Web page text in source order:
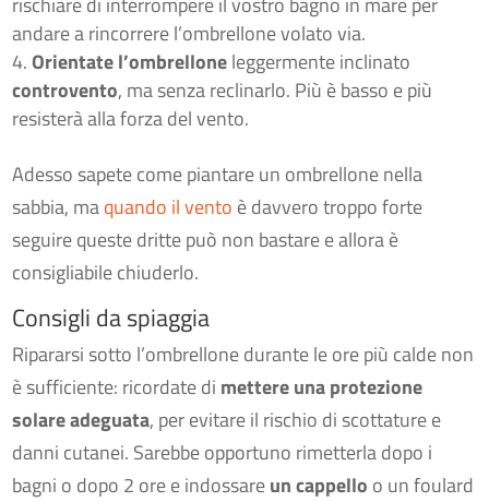
andare a rincorrere l’ombrellone volato via.
Orientate l’ombrelloneleggermente inclinato
controvento, ma senza reclinarlo. Più è basso e più
resisterà alla forza del vento.
Adesso sapete come piantare un ombrellone nella
sabbia, maquando il vento è davvero troppo forte
seguire queste dritte può non bastare e allora è
consigliabile chiuderlo.
Consigli da spiaggia
Ripararsi sotto l’ombrellone durante le ore più calde non
è sufficiente: ricordate di mettere una protezione
solare adeguata, per evitare il rischio di scottature e
danni cutanei. Sarebbe opportuno rimetterla dopo i
bagni o dopo 2 ore e indossareun cappello o un foulard